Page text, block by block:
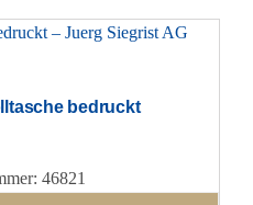
bedruckt
46821